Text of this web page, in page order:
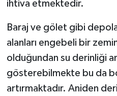
ihtiva etmektedir.
Baraj ve gölet gibi
alanları engebeli bir
olduğundan su derinliği
gösterebilmekte bu da
artırmaktadır. Aniden